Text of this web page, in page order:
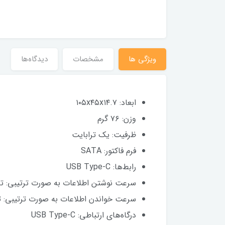
ویژگی ها مشخصات دیدگاه‌ها
ابعاد: ۱۰۵x۴۵x۱۴.۷
وزن: ۷۶ گرم
ظرفیت: یک ترابایت
فرم فاکتور: SATA
رابط‌ها: USB Type-C
سرعت نوشتن اطلاعات به صورت ترتیبی: تا ۱۰۰۰ مگابایت در
سرعت خواندن اطلاعات به صورت ترتیبی: تا ۱۰۵۰ مگابایت در
درگاه‌های ارتباطی: USB Type-C